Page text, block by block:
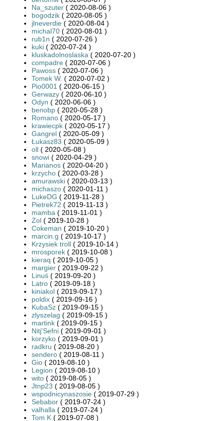
Na_szuter ( 2020-08-06 )
bogodzik ( 2020-08-05 )
jlneverdie ( 2020-08-04 )
michal70 ( 2020-08-01 )
rub1n ( 2020-07-26 )
kuki ( 2020-07-24 )
kluskadolnoslaska ( 2020-07-20 )
compadre ( 2020-07-06 )
Pawoss ( 2020-07-06 )
Tomek W. ( 2020-07-02 )
Pio0001 ( 2020-06-15 )
Gerwazy ( 2020-06-10 )
Odyn ( 2020-06-06 )
benobp ( 2020-05-28 )
Romano ( 2020-05-17 )
krawiecpk ( 2020-05-17 )
Gangrel ( 2020-05-09 )
Łukasz83 ( 2020-05-09 )
oll ( 2020-05-08 )
snowi ( 2020-04-29 )
Marianos ( 2020-04-20 )
krzycho ( 2020-03-28 )
amurawski ( 2020-03-13 )
michaszo ( 2020-01-11 )
LukeDG ( 2019-11-28 )
Pietrek72 ( 2019-11-13 )
mamba ( 2019-11-01 )
Zol ( 2019-10-28 )
Cokeman ( 2019-10-20 )
marcin.g ( 2019-10-17 )
Krzysiek troll ( 2019-10-14 )
mrosporek ( 2019-10-08 )
kieraq ( 2019-10-05 )
margier ( 2019-09-22 )
Linuś ( 2019-09-20 )
Latro ( 2019-09-18 )
kiniakol ( 2019-09-17 )
poldix ( 2019-09-16 )
KubaSz ( 2019-09-15 )
zlyszelag ( 2019-09-15 )
martink ( 2019-09-15 )
Nitj'Sefni ( 2019-09-01 )
korzyko ( 2019-09-01 )
radkru ( 2019-08-20 )
sendero ( 2019-08-11 )
Gio ( 2019-08-10 )
Legion ( 2019-08-10 )
wito ( 2019-08-05 )
Jtnp23 ( 2019-08-05 )
wspodnicynaszosie ( 2019-07-29 )
Sebabor ( 2019-07-24 )
valhalla ( 2019-07-24 )
Tom K ( 2019-07-08 )